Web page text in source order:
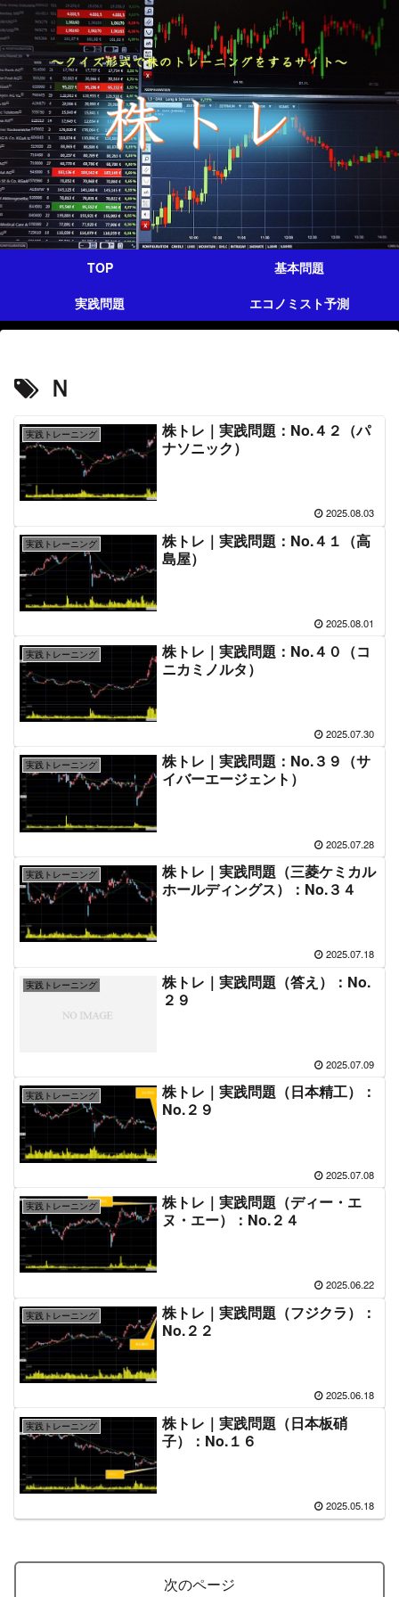
TOP
基本問題
実践問題
エコノミスト予測
Ｎ
実践トレーニング
株トレ｜実践問題：No.４２（パ
ナソニック）
2025.08.03
実践トレーニング
株トレ｜実践問題：No.４１（高
島屋）
2025.08.01
実践トレーニング
株トレ｜実践問題：No.４０（コ
ニカミノルタ）
2025.07.30
実践トレーニング
株トレ｜実践問題：No.３９（サ
イバーエージェント）
2025.07.28
実践トレーニング
株トレ｜実践問題（三菱ケミカル
ホールディングス）：No.３４
2025.07.18
実践トレーニング
株トレ｜実践問題（答え）：No.
２９
2025.07.09
実践トレーニング
株トレ｜実践問題（日本精工）：
No.２９
2025.07.08
実践トレーニング
株トレ｜実践問題（ディー・エ
ヌ・エー）：No.２４
2025.06.22
実践トレーニング
株トレ｜実践問題（フジクラ）：
No.２２
2025.06.18
実践トレーニング
株トレ｜実践問題（日本板硝
子）：No.１６
2025.05.18
次のページ